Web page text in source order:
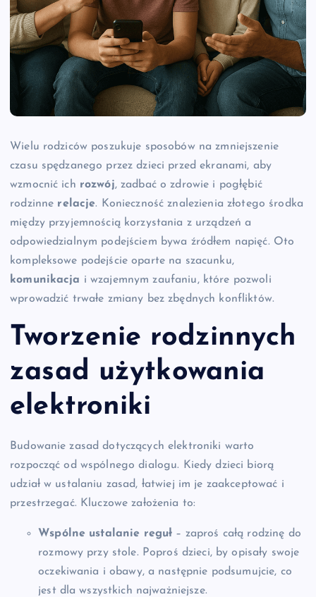
Wielu rodziców poszukuje sposobów na zmniejszenie
czasu spędzanego przez dzieci przed ekranami, aby
wzmocnić ich rozwój, zadbać o zdrowie i pogłębić
rodzinne relacje. Konieczność znalezienia złotego środka
między przyjemnością korzystania z urządzeń a
odpowiedzialnym podejściem bywa źródłem napięć. Oto
kompleksowe podejście oparte na szacunku,
komunikacja i wzajemnym zaufaniu, które pozwoli
wprowadzić trwałe zmiany bez zbędnych konfliktów.
Tworzenie rodzinnych
zasad użytkowania
elektroniki
Budowanie zasad dotyczących elektroniki warto
rozpocząć od wspólnego dialogu. Kiedy dzieci biorą
udział w ustalaniu zasad, łatwiej im je zaakceptować i
przestrzegać. Kluczowe założenia to:
Wspólne ustalanie reguł – zaproś całą rodzinę do
rozmowy przy stole. Poproś dzieci, by opisały swoje
oczekiwania i obawy, a następnie podsumujcie, co
jest dla wszystkich najważniejsze.